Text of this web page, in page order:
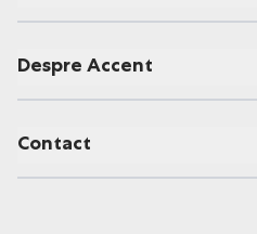
Despre Accent
Contact